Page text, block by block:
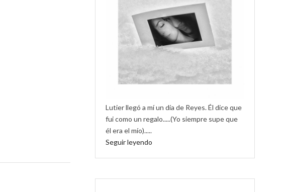
Lutier llegó a mí un día de Reyes. Él dice que
fui como un regalo.....(Yo siempre supe que
él era el mío).....
Seguir leyendo